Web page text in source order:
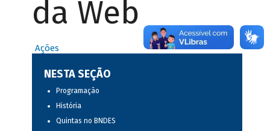
da Web
Ações
NESTA SEÇÃO
Programação
História
Quintas no BNDES